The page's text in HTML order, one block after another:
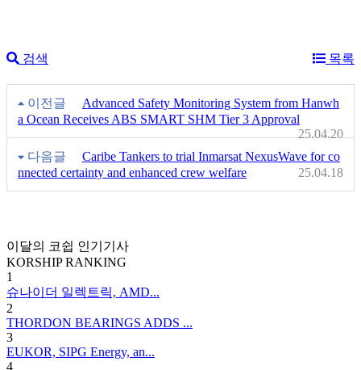
검색 목록
이전글
Advanced Safety Monitoring System from Hanwh
a Ocean Receives ABS SMART SHM Tier 3 Approval
25.04.20
다음글
Caribe Tankers to trial Inmarsat NexusWave for co
nnected certainty and enhanced crew welfare
25.04.18
이달의 코쉽 인기기사
KORSHIP RANKING
1
슈나이더 일렉트릭, AMD...
2
THORDON BEARINGS ADDS ...
3
EUKOR, SIPG Energy, an...
4